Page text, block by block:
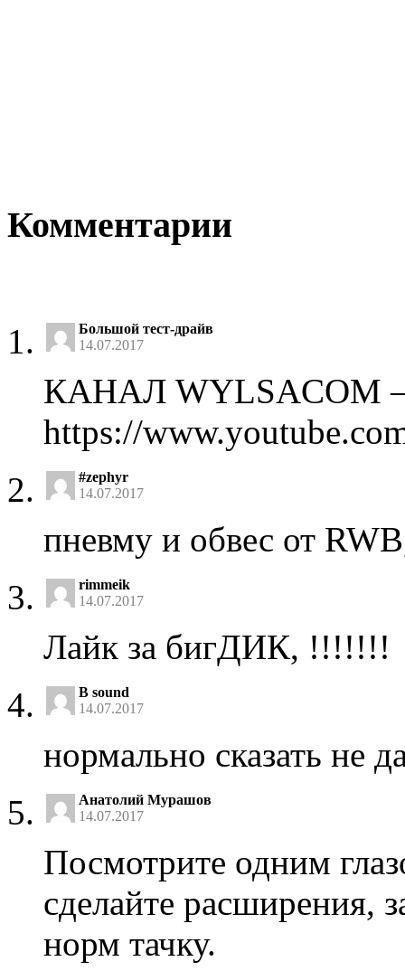
Комментарии
Большой тест-драйв
14.07.2017
КАНАЛ WYLSACOM
https://
#zephyr
14.07.2017
пневму и обвес от
rimmeik
14.07.2017
Лайк за бигДИК, !!!!!!!
B sound
14.07.2017
нормально сказать не
Анатолий Мурашов
14.07.2017
Посмотрите одним
сделайте расширения,
норм тачку.